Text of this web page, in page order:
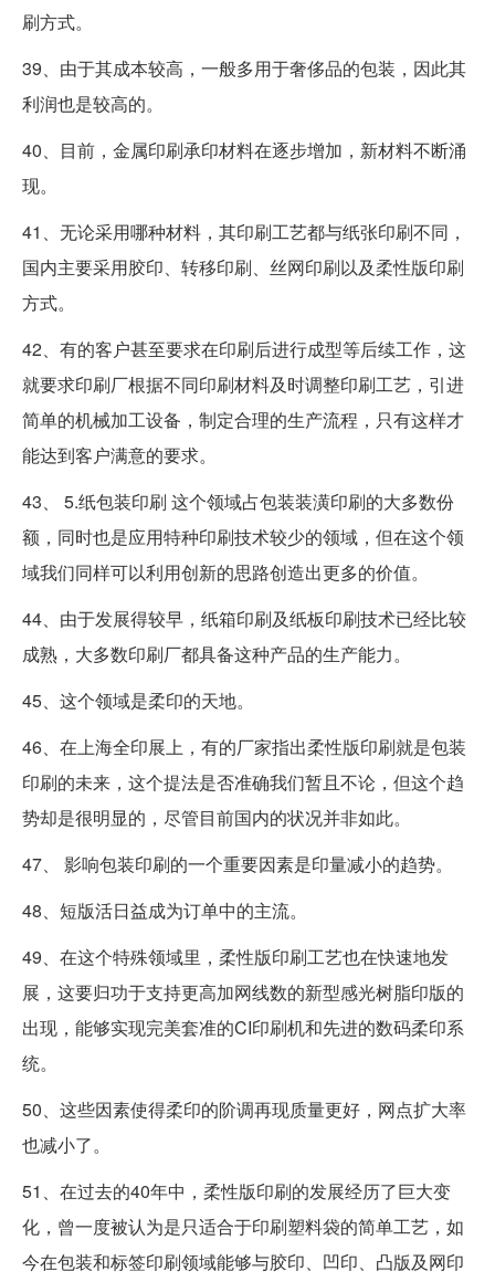
刷方式。
39、由于其成本较高，一般多用于奢侈品的包装，因此其
利润也是较高的。
40、目前，金属印刷承印材料在逐步增加，新材料不断涌
现。
41、无论采用哪种材料，其印刷工艺都与纸张印刷不同，
国内主要采用胶印、转移印刷、丝网印刷以及柔性版印刷
方式。
42、有的客户甚至要求在印刷后进行成型等后续工作，这
就要求印刷厂根据不同印刷材料及时调整印刷工艺，引进
简单的机械加工设备，制定合理的生产流程，只有这样才
能达到客户满意的要求。
43、 5.纸包装印刷 这个领域占包装装潢印刷的大多数份
额，同时也是应用特种印刷技术较少的领域，但在这个领
域我们同样可以利用创新的思路创造出更多的价值。
44、由于发展得较早，纸箱印刷及纸板印刷技术已经比较
成熟，大多数印刷厂都具备这种产品的生产能力。
45、这个领域是柔印的天地。
46、在上海全印展上，有的厂家指出柔性版印刷就是包装
印刷的未来，这个提法是否准确我们暂且不论，但这个趋
势却是很明显的，尽管目前国内的状况并非如此。
47、 影响包装印刷的一个重要因素是印量减小的趋势。
48、短版活日益成为订单中的主流。
49、在这个特殊领域里，柔性版印刷工艺也在快速地发
展，这要归功于支持更高加网线数的新型感光树脂印版的
出现，能够实现完美套准的CI印刷机和先进的数码柔印系
统。
50、这些因素使得柔印的阶调再现质量更好，网点扩大率
也减小了。
51、在过去的40年中，柔性版印刷的发展经历了巨大变
化，曾一度被认为是只适合于印刷塑料袋的简单工艺，如
今在包装和标签印刷领域能够与胶印、凹印、凸版及网印